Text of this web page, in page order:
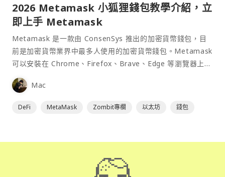
2026 Metamask 小狐狸錢包教學介紹，立
即上手 Metamask
Metamask 是一款由 ConsenSys 推出的加密貨幣錢包，目
前是加密貨幣業界中最多人使用的加密貨幣錢包。Metamask
可以安裝在 Chrome、Firefox、Brave、Edge 等瀏覽器上作
為插件使用，具備許多功能且使用上非常方便。
Mac
DeFi MetaMask Zombit專欄 以太坊 錢包